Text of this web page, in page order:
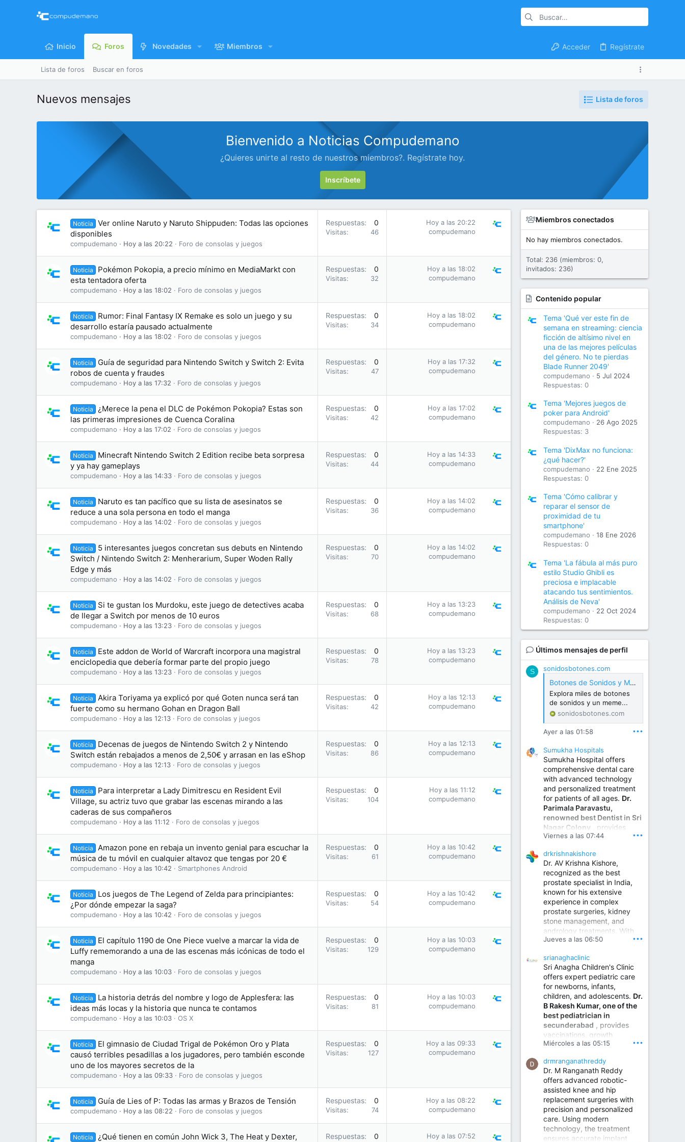
Inicio Foros Novedades Miembros Acceder Regístrate
Lista de foros Buscar en foros
Nuevos mensajes Lista de foros
Bienvenido a Noticias Compudemano
¿Quieres unirte al resto de nuestros miembros?. Regístrate hoy.
Inscríbete
Noticia
Ver online Naruto y Naruto Shippuden: Todas las opciones
disponibles
compudemano Hoy a las 20:22 Foro de consolas y juegos
Respuestas 0
Visitas 46
Hoy a las 20:22
compudemano
Noticia
Pokémon Pokopia, a precio mínimo en MediaMarkt con
esta tentadora oferta
compudemano Hoy a las 18:02 Foro de consolas y juegos
Respuestas 0
Visitas 32
Hoy a las 18:02
compudemano
Noticia
Rumor: Final Fantasy IX Remake es solo un juego y su
desarrollo estaría pausado actualmente
compudemano Hoy a las 18:02 Foro de consolas y juegos
Respuestas 0
Visitas 34
Hoy a las 18:02
compudemano
Noticia
Guía de seguridad para Nintendo Switch y Switch 2: Evita
robos de cuenta y fraudes
compudemano Hoy a las 17:32 Foro de consolas y juegos
Respuestas 0
Visitas 47
Hoy a las 17:32
compudemano
Noticia
¿Merece la pena el DLC de Pokémon Pokopia? Estas son
las primeras impresiones de Cuenca Coralina
compudemano Hoy a las 17:02 Foro de consolas y juegos
Respuestas 0
Visitas 42
Hoy a las 17:02
compudemano
Noticia
Minecraft Nintendo Switch 2 Edition recibe beta sorpresa
y ya hay gameplays
compudemano Hoy a las 14:33 Foro de consolas y juegos
Respuestas 0
Visitas 44
Hoy a las 14:33
compudemano
Noticia
Naruto es tan pacífico que su lista de asesinatos se
reduce a una sola persona en todo el manga
compudemano Hoy a las 14:02 Foro de consolas y juegos
Respuestas 0
Visitas 36
Hoy a las 14:02
compudemano
Noticia
5 interesantes juegos concretan sus debuts en Nintendo
Switch / Nintendo Switch 2: Menherarium, Super Woden Rally
Edge y más
compudemano Hoy a las 14:02 Foro de consolas y juegos
Respuestas 0
Visitas 70
Hoy a las 14:02
compudemano
Noticia
Si te gustan los Murdoku, este juego de detectives acaba
de llegar a Switch por menos de 10 euros
compudemano Hoy a las 13:23 Foro de consolas y juegos
Respuestas 0
Visitas 68
Hoy a las 13:23
compudemano
Noticia
Este addon de World of Warcraft incorpora una magistral
enciclopedia que debería formar parte del propio juego
compudemano Hoy a las 13:23 Foro de consolas y juegos
Respuestas 0
Visitas 78
Hoy a las 13:23
compudemano
Noticia
Akira Toriyama ya explicó por qué Goten nunca será tan
fuerte como su hermano Gohan en Dragon Ball
compudemano Hoy a las 12:13 Foro de consolas y juegos
Respuestas 0
Visitas 42
Hoy a las 12:13
compudemano
Noticia
Decenas de juegos de Nintendo Switch 2 y Nintendo
Switch están rebajados a menos de 2,50€ y arrasan en las eShop
compudemano Hoy a las 12:13 Foro de consolas y juegos
Respuestas 0
Visitas 86
Hoy a las 12:13
compudemano
Noticia
Para interpretar a Lady Dimitrescu en Resident Evil
Village, su actriz tuvo que grabar las escenas mirando a las
caderas de sus compañeros
compudemano Hoy a las 11:12 Foro de consolas y juegos
Respuestas 0
Visitas 104
Hoy a las 11:12
compudemano
Noticia
Amazon pone en rebaja un invento genial para escuchar la
música de tu móvil en cualquier altavoz que tengas por 20 €
compudemano Hoy a las 10:42 Smartphones Android
Respuestas 0
Visitas 61
Hoy a las 10:42
compudemano
Noticia
Los juegos de The Legend of Zelda para principiantes:
¿Por dónde empezar la saga?
compudemano Hoy a las 10:42 Foro de consolas y juegos
Respuestas 0
Visitas 54
Hoy a las 10:42
compudemano
Noticia
El capítulo 1190 de One Piece vuelve a marcar la vida de
Luffy rememorando a una de las escenas más icónicas de todo el
manga
compudemano Hoy a las 10:03 Foro de consolas y juegos
Respuestas 0
Visitas 129
Hoy a las 10:03
compudemano
Noticia
La historia detrás del nombre y logo de Applesfera: las
ideas más locas y la historia que nunca te contamos
compudemano Hoy a las 10:03 OS X
Respuestas 0
Visitas 81
Hoy a las 10:03
compudemano
Noticia
El gimnasio de Ciudad Trigal de Pokémon Oro y Plata
causó terribles pesadillas a los jugadores, pero también esconde
uno de los mayores secretos de la
compudemano Hoy a las 09:33 Foro de consolas y juegos
Respuestas 0
Visitas 127
Hoy a las 09:33
compudemano
Noticia Guía de Lies of P: Todas las armas y Brazos de Tensión
compudemano Hoy a las 08:22 Foro de consolas y juegos
Respuestas 0
Visitas 74
Hoy a las 08:22
compudemano
Noticia
¿Qué tienen en común John Wick 3, The Heat y Dexter,
Respuestas 0
Hoy a las 07:52
Miembros conectados
No hay miembros conectados.
Total: 236 (miembros: 0,
invitados: 236)
Contenido popular
Tema 'Qué ver este fin de
semana en streaming: ciencia
ficción de altísimo nivel en
una de las mejores películas
del género. No te pierdas
Blade Runner 2049'
compudemano
5 Jul 2024
Respuestas: 0
Tema 'Mejores juegos de
poker para Android'
compudemano
26 Ago 2025
Respuestas: 3
Tema 'DixMax no funciona:
¿qué hacer?'
compudemano
22 Ene 2025
Respuestas: 0
Tema 'Cómo calibrar y
reparar el sensor de
proximidad de tu
smartphone'
compudemano
18 Ene 2026
Respuestas: 0
Tema 'La fábula al más puro
estilo Studio Ghibli es
preciosa e implacable
atacando tus sentimientos.
Análisis de Neva'
compudemano
22 Oct 2024
Respuestas: 0
Últimos mensajes de perfil
S sonidosbotones.com
Botones de Sonidos y Meme Soundboard Gratis
Explora miles de botones
de sonidos y un meme...
sonidosbotones.com
Ayer a las 01:58 •••
Sumukha Hospitals
Sumukha Hospital offers
comprehensive dental care
with advanced technology
and personalized treatment
for patients of all ages. Dr.
Parimala Paravastu,
renowned best Dentist in Sri
Nagar Colony , provides
expert care for tooth pain,
treatment, dental implants,
smile designing, cosmetic
dentistry.
Sumukha Hospital | Ear, Nose & Throat, Dental & Maxillofacial Surgery Center
www.sumukhahospitals.co
m
Viernes a las 07:44 •••
drkrishnakishore
Dr. AV Krishna Kishore,
recognized as the best
prostate specialist in India,
known for his extensive
experience in complex
prostate surgeries, kidney
stone management, and
andrology treatments. With
years of surgical practice and
invasive and robotic
techniques.
Best Urologist in Vijayawada | Urology Specialist in Vijayawada
Dr. A. V. Krishna Kishore,
the Best Urologist...
www.drkrishnakishore.com
Jueves a las 06:50 •••
srianaghaclinic
Sri Anagha Children's Clinic
offers expert pediatric care
for newborns, infants,
children, and adolescents. Dr.
B Rakesh Kumar, one of the
best pediatrician in
secunderabad , provides
vaccinations, growth
monitoring, newborn care,
illnesses, nutrition guidance,
and preventive healthcare in
a child-friendly environment.
Children Hospital in Secunderabad | Best Pediatrician in Hyderabad | Neonatologist in Medchal
Our pediatrician and
Neonatologist team at...
Miércoles a las 05:15 •••
drmranganathreddy
Dr. M Ranganath Reddy
offers advanced robotic-
assisted knee and hip
replacement surgeries with
precision and personalized
care. Using modern
technology, the treatment
ensures accurate implant